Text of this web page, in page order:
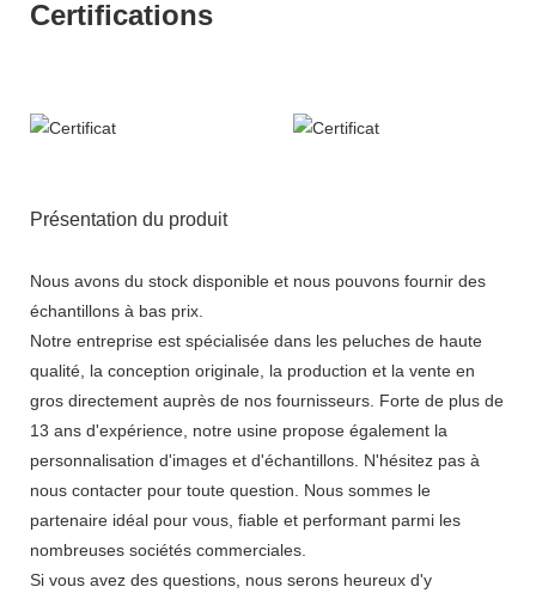
Certifications
Présentation du produit
Nous avons du stock disponible et nous pouvons fournir des
échantillons à bas prix.
Notre entreprise est spécialisée dans les peluches de haute
qualité, la conception originale, la production et la vente en
gros directement auprès de nos fournisseurs. Forte de plus de
13 ans d'expérience, notre usine propose également la
personnalisation d'images et d'échantillons. N'hésitez pas à
nous contacter pour toute question. Nous sommes le
partenaire idéal pour vous, fiable et performant parmi les
nombreuses sociétés commerciales.
Si vous avez des questions, nous serons heureux d'y